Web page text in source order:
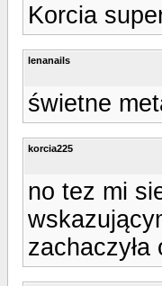
Korcia
lenanails
świetne
korcia225
no tez mi